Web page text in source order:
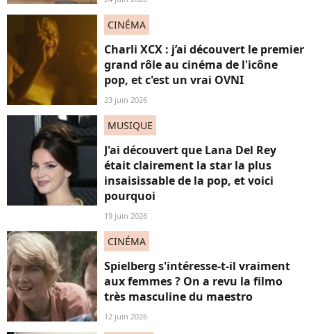
CINÉMA
Charli XCX : j’ai découvert le premier
grand rôle au cinéma de l'icône
pop, et c'est un vrai OVNI
23 juin 2026
MUSIQUE
J'ai découvert que Lana Del Rey
était clairement la star la plus
insaisissable de la pop, et voici
pourquoi
19 juin 2026
CINÉMA
Spielberg s'intéresse-t-il vraiment
aux femmes ? On a revu la filmo
très masculine du maestro
12 juin 2026